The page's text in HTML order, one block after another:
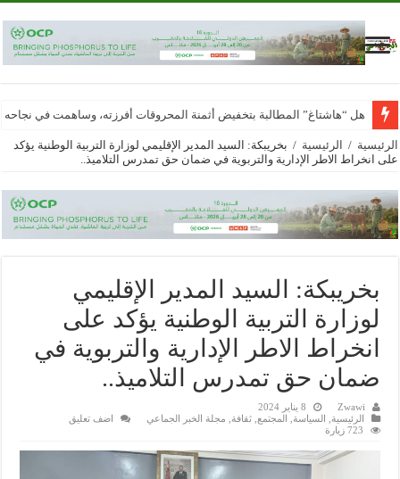
هل “هاشتاغ” المطالبة بتخفيض أثمنة المحروقات أفرزته، وساهمت في
الرئيسية / الرئيسية / بخريبكة: السيد المدير الإقليمي لوزارة التربية الوطنية يؤكد
على انخراط الاطر الإدارية والتربوية في ضمان حق تمدرس التلاميذ..
بخريبكة: السيد المدير الإقليمي
لوزارة التربية الوطنية يؤكد على
انخراط الاطر الإدارية والتربوية في
ضمان حق تمدرس التلاميذ..
Zwawi
8 يناير 2024
الرئيسية
السياسة المجتمع ,ثقافة مجلة الخبر الجماعي
اضف تعليق
723 زيارة